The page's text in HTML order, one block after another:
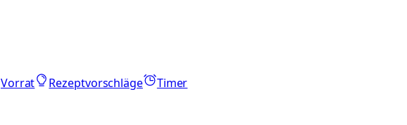
Vorrat Rezeptvorschläge
Timer